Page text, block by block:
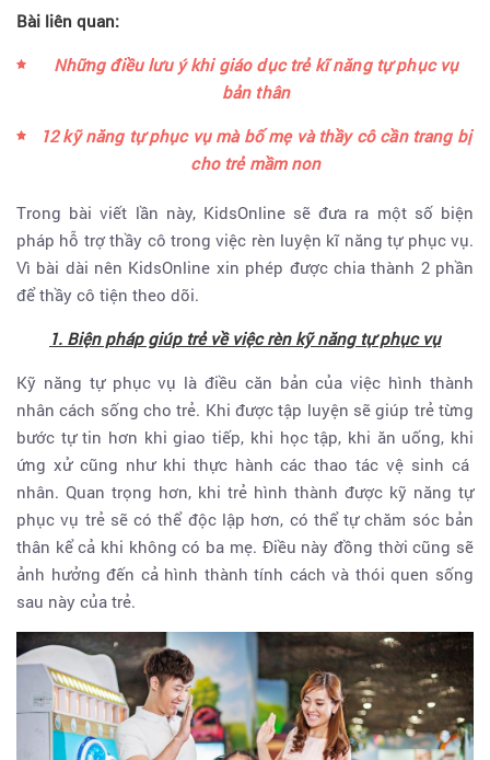
Bài liên quan:
Những điều lưu ý khi giáo dục trẻ kĩ năng tự phục vụ
bản thân
12 kỹ năng tự phục vụ mà bố mẹ và thầy cô cần trang bị
cho trẻ mầm non
Trong bài viết lần này, KidsOnline sẽ đưa ra một số biện
pháp hỗ trợ thầy cô trong việc rèn luyện kĩ năng tự phục vụ.
Vì bài dài nên KidsOnline xin phép được chia thành 2 phần
để thầy cô tiện theo dõi.
1. Biện pháp giúp trẻ về việc rèn kỹ năng tự phục vụ
Kỹ năng tự phục vụ là điều căn bản của việc hình thành
nhân cách sống cho trẻ. Khi được tập luyện sẽ giúp trẻ từng
bước tự tin hơn khi giao tiếp, khi học tập, khi ăn uống, khi
ứng xử cũng như khi thực hành các thao tác vệ sinh cá
nhân. Quan trọng hơn, khi trẻ hình thành được kỹ năng tự
phục vụ trẻ sẽ có thể độc lập hơn, có thể tự chăm sóc bản
thân kể cả khi không có ba mẹ. Điều này đồng thời cũng sẽ
ảnh hưởng đến cả hình thành tính cách và thói quen sống
sau này của trẻ.